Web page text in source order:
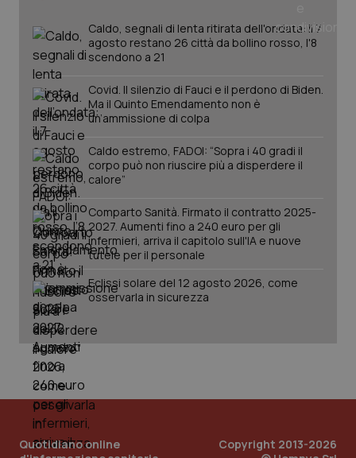
Caldo, segnali di lenta ritirata dell'ondata: il 7
agosto restano 26 città da bollino rosso, l'8
scendono a 21
Covid. Il silenzio di Fauci e il perdono di Biden.
Ma il Quinto Emendamento non è
un’ammissione di colpa
Caldo estremo, FADOI: “Sopra i 40 gradi il
corpo può non riuscire più a disperdere il
calore”
Comparto Sanità. Firmato il contratto 2025-
2027. Aumenti fino a 240 euro per gli
infermieri, arriva il capitolo sull'IA e nuove
tutele per il personale
Eclissi solare del 12 agosto 2026, come
osservarla in sicurezza
Quotidiano online
Copyright 2013-2026
_ga